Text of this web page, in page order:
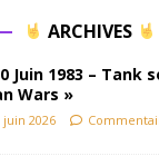
ARCHIVES
Juin 1983 – Tank
Wars »
juin 2026